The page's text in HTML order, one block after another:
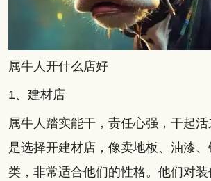
属牛人开什么店好
1、建材店
属牛人踏实能干，责任心强，干起
是选择开建材店，像卖地板、油漆
类，非常适合他们的性格。他们对